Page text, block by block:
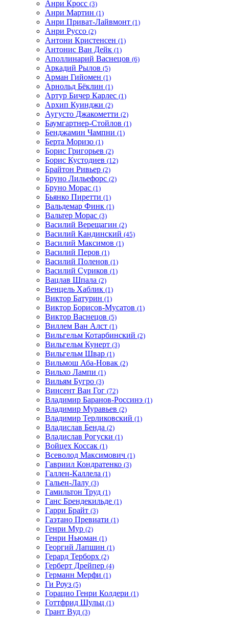
Анри Кросс (3)
Анри Мартин (1)
Анри Приват-Лайвмонт (1)
Анри Руссо (2)
Антони Кристенсен (1)
Антонис Ван Дейк (1)
Аполлинарий Васнецов (6)
Аркадий Рылов (5)
Арман Гийомен (1)
Арнольд Бёклин (1)
Артур Бичер Карлес (1)
Архип Куинджи (2)
Аугусто Джакометти (2)
Баумгартнер-Стойлов (1)
Бенджамин Чампни (1)
Берта Моризо (1)
Борис Григорьев (2)
Борис Кустодиев (12)
Брайтон Ривьер (2)
Бруно Лильефорс (2)
Бруно Морас (1)
Бьянко Пиретти (1)
Вальдемар Финк (1)
Вальтер Морас (3)
Василий Верещагин (2)
Василий Кандинский (45)
Василий Максимов (1)
Василий Перов (1)
Василий Поленов (1)
Василий Суриков (1)
Вацлав Шпала (2)
Венцель Хаблик (1)
Виктор Батурин (1)
Виктор Борисов-Мусатов (1)
Виктор Васнецов (5)
Виллем Ван Алст (1)
Вильгельм Котарбинский (2)
Вильгельм Кунерт (3)
Вильгельм Швар (1)
Вильмош Аба-Новак (2)
Вильхо Лампи (1)
Вильям Бугро (3)
Винсент Ван Гог (72)
Владимир Баранов-Россинэ (1)
Владимир Муравьев (2)
Владимир Терликовский (1)
Владислав Бенда (2)
Владислав Рогуски (1)
Войцех Коссак (1)
Всеволод Максимович (1)
Гавриил Кондратенко (3)
Галлен-Каллела (1)
Гальен-Лалу (3)
Гамильтон Труд (1)
Ганс Брендекильде (1)
Гарри Брайт (3)
Гаэтано Превиати (1)
Генри Мур (2)
Генри Ньюман (1)
Георгий Лапшин (1)
Герард Терборх (2)
Герберт Дрейпер (4)
Германн Мерфи (1)
Ги Роуз (5)
Горацио Генри Колдери (1)
Готтфрид Шульц (1)
Грант Вуд (3)